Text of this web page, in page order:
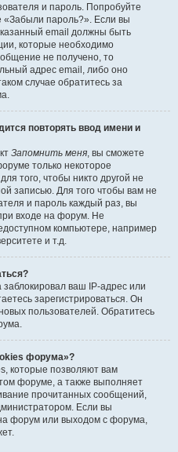
и пароль. Попробуйте
«Забыли пароль?». Если вы
email должны быть
которые необходимо
не получено, то
адрес email, либо оно
случае обратитесь за
повторять ввод имени и
Запомнить меня , вы сможете
только некоторое
того, чтобы никто другой не
записью. Для того чтобы вам не
и пароль каждый раз, вы
входе на форум. Не
компьютере, например
и т.д.
ваш IP-адрес или
зарегистрироваться. Он
пользователей. Обратитесь
форума»?
которые позволяют вам
форуме, а также выполняет
прочитанных сообщений,
Если вы
форум или выходом с форума,